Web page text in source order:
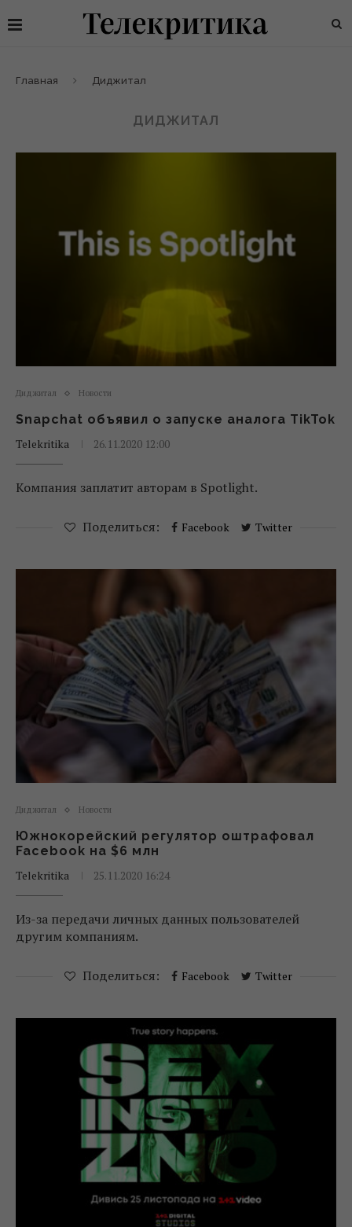
Главная Диджитал
ДИДЖИТАЛ
Диджитал Новости
Snapchat объявил о запуске аналога TikTok
Telekritika
26.11.2020 12:00
Компания заплатит авторам в Spotlight.
Поделиться: Facebook Twitter
Диджитал Новости
Южнокорейский регулятор оштрафовал
Facebook на $6 млн
Telekritika
25.11.2020 16:24
Из-за передачи личных данных пользователей
другим компаниям.
Поделиться: Facebook Twitter